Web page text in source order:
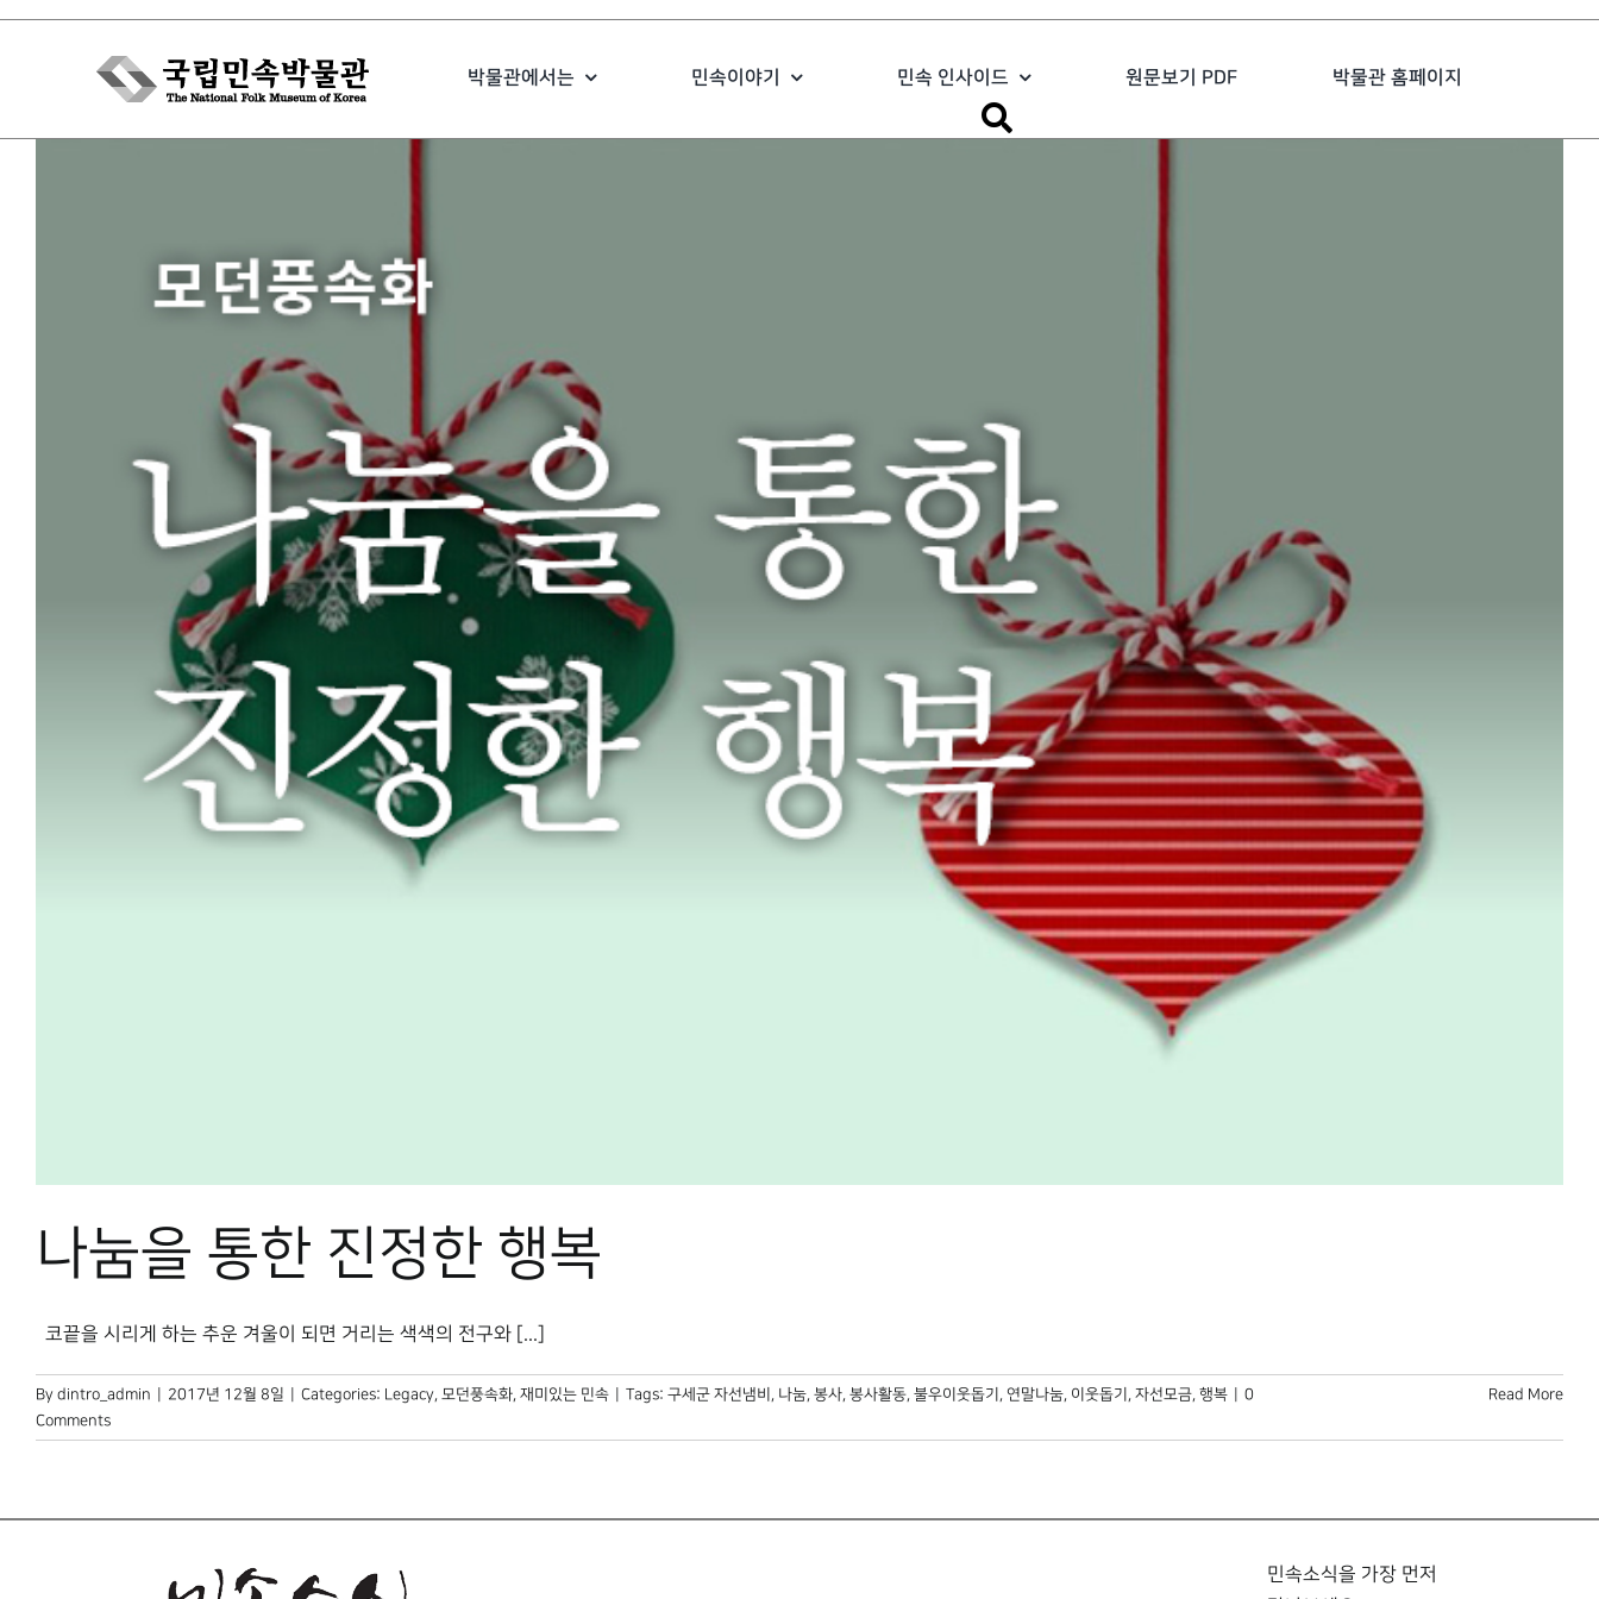
Skip
박물관에서는 민속이야기 민속 인사이드 원문보기 PDF 박물관 홈페이지
나눔을 통한 진정한 행복
코끝을 시리게 하는 추운 겨울이 되면 거리는 색색의 전구와 [...]
By dintro_admin 2017년 12월 8일 Categories: Legacy, 모던풍속화, 재미있는 민속 Tags: 구세군 자선냄비 , 나눔, 봉사, 봉사활동, 불우이웃돕기 , 연말나눔, 이웃돕기 , 자선모금, 행복
0
Comments
Read More
민속소식을 가장 먼저